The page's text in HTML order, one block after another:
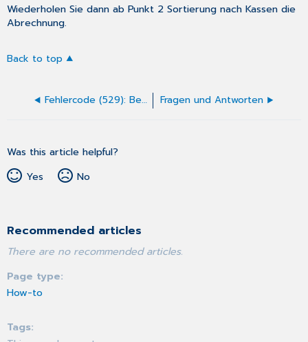
Wiederholen Sie dann ab Punkt 2Sortierung nach Kassen die
Abrechnung.
Back to top
Fehlercode (529): Bei Überweisungsfällen (Satzart 0102) sind als Scheinuntergruppe (Feld 4239) nur die Werte 20/21/23/24/25/26/27 als Auftragsleistung zugelassen Fragen und Antworten
Was this article helpful?
Yes
No
Recommended articles
There are no recommended articles.
Page type
How-to
Tags